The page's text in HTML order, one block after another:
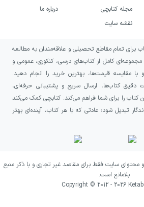
مجله کتابچی
نقشه سایت
درباره ما
برای تمام مقاطع تحصیلی و علاقه‌مندان به مطالعه
کامل از کتاب‌های درسی، کنکوری، عمومی و
با مقایسه قیمت‌ها، بهترین خرید را انجام دهید.
کتاب‌ها، ارسال سریع و پشتیبانی حرفه‌ای،
کتاب را برای شما فراهم می‌کند. کتابچی کمک می‌کند
تبدیل شود؛ عادتی که با هر کتاب، آینده‌ای بهتر
و محتوای سایت فقط برای مقاصد غیر تجاری و با ذکر منبع
بلامانع است.
Copyright © 2012 - 2026